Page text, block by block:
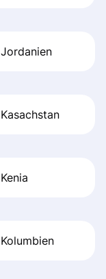
Jordanien
Kasachstan
Kenia
Kolumbien